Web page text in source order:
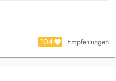
104 Empfehlungen